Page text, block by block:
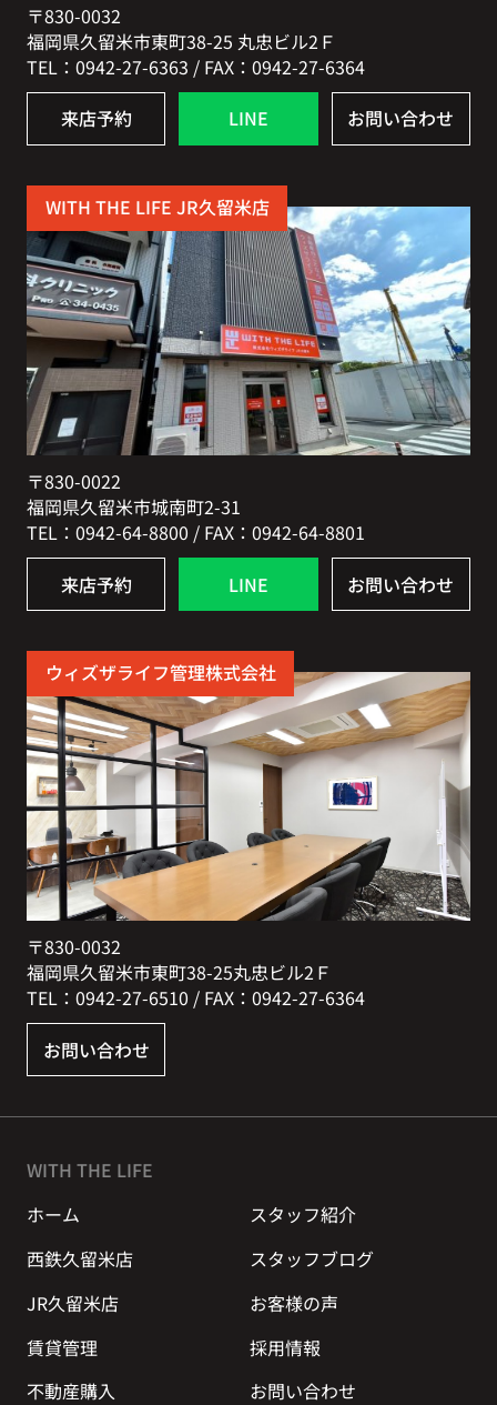
〒830-0032
福岡県久留米市東町38-25 丸忠ビル2Ｆ
TEL：0942-27-6363 / FAX：0942-27-6364
来店予約 LINE お問い合わせ
WITH THE LIFE JR久留米店
〒830-0022
福岡県久留米市城南町2-31
TEL：0942-64-8800 / FAX：0942-64-8801
来店予約 LINE お問い合わせ
ウィズザライフ管理株式会社
〒830-0032
福岡県久留米市東町38-25丸忠ビル2Ｆ
TEL：0942-27-6510 / FAX：0942-27-6364
お問い合わせ
WITH THE LIFE
ホーム
スタッフ紹介
西鉄久留米店
スタッフブログ
JR久留米店
お客様の声
賃貸管理
採用情報
不動産購入
お問い合わせ